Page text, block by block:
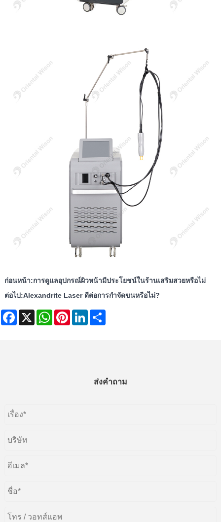
ก่อนหน้า:การดูแลอุปกรณ์ผิวหน้ามีประโยชน์ในร้านเสริมสวยหรือไม่
ต่อไป:Alexandrite Laser ดีต่อการกำจัดขนหรือไม่?
Facebook
X WhatsAppPinterestLinkedIn
ส่งคำถาม